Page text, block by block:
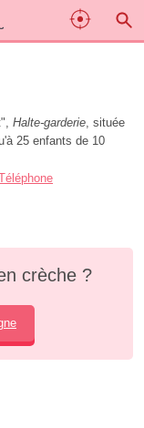
Halte-garderie, située
25 enfants de 10
crèche ?